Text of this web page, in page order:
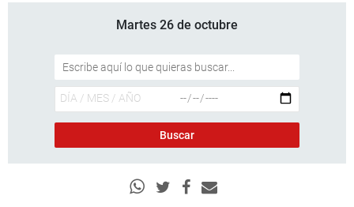
Martes 26 de octubre